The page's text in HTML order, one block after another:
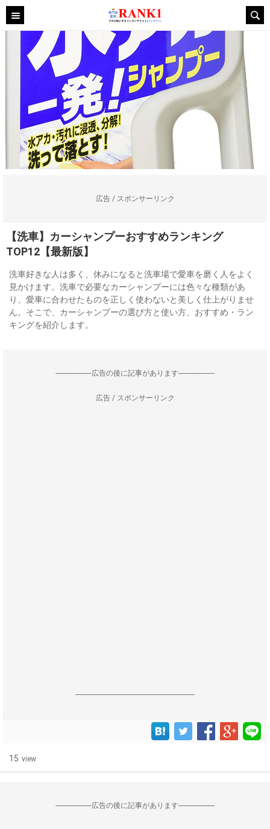
広告 / スポンサーリンク
【洗車】カーシャンプーおすすめランキング
TOP12【最新版】
洗車好きな人は多く、休みになると洗車場で愛車を磨く人をよく
見かけます。洗車で必要なカーシャンプーには色々な種類があ
り、愛車に合わせたものを正しく使わないと美しく仕上がりませ
ん。そこで、カーシャンプーの選び方と使い方、おすすめ・ラン
キングを紹介します。
--------------------広告の後に記事があります--------------------
広告 / スポンサーリンク
------------------------------------------------------------------
15 view
--------------------広告の後に記事があります--------------------